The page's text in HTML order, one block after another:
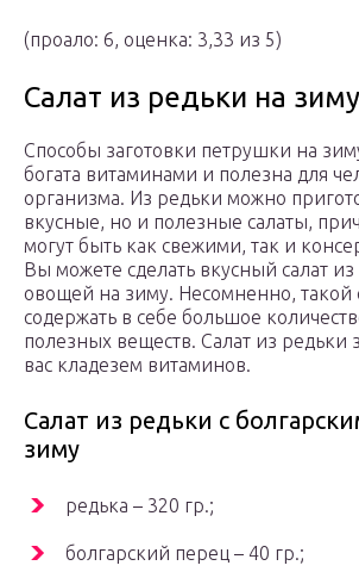
(проало: 6, оценка: 3,33 из 5)
Салат из редьки на зиму
Способы заготовки петрушки на
богата витаминами и полезна для
организма. Из редьки можно
вкусные, но и полезные салаты,
могут быть как свежими, так и
Вы можете сделать вкусный салат
овощей на зиму. Несомненно, такой
содержать в себе большое
полезных веществ. Салат из редьки
вас кладезем витаминов.
Салат из редьки с
зиму
редька – 320 гр.;
болгарский перец – 40 гр.;